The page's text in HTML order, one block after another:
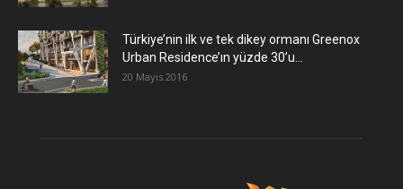
Türkiye’nin ilk ve tek dikey ormanı Greenox
Urban Residence’ın yüzde 30’u...
20 Mayıs 2016